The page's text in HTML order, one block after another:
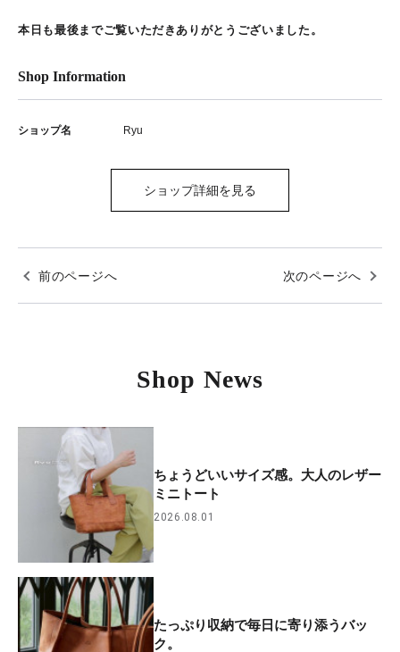
本日も最後までご覧いただきありがとうございました。
Shop Information
ショップ名 Ryu
ショップ詳細を見る
前のページへ 次のページへ
Shop News
ちょうどいいサイズ感。大人のレザー
ミニトート
2026.08.01
たっぷり収納で毎日に寄り添うバッ
ク。